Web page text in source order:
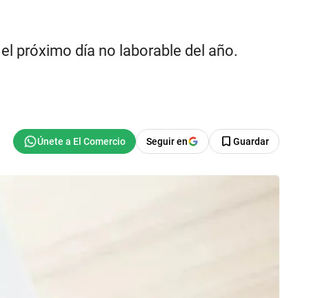
próximo día no laborable del año.
Seguir en Guardar